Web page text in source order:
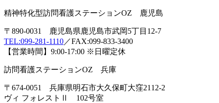
精神特化型訪問看護ステーションOZ 鹿児島
〒890-0031 鹿児島県鹿児島市武岡5丁目12-7
TEL:099-281-1110／FAX:099-833-3400
【営業時間】9:00-17:00 ※日曜定休
訪問看護ステーションOZ 兵庫
〒674-0051 兵庫県明石市大久保町大窪2112-2
ヴィ フォレストⅡ 102号室